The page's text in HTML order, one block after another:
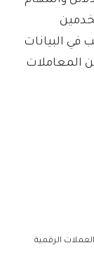
في البيانات
المعاملات
الرقمية